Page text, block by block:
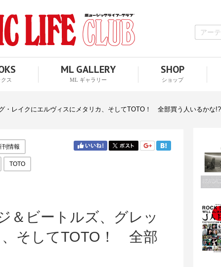
ス
ML GALLERY
ML ギャラリー
SHOP
ショップ
レイクにエルヴィスにメタリカ、そしてTOTO！ 全部買う人いるかな!?
刊情報
TOTO
＆ビートルズ、グレッ
、そしてTOTO！ 全部